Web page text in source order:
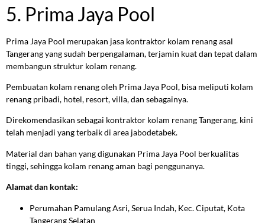
5. Prima Jaya Pool
Prima Jaya Pool merupakan jasa kontraktor kolam renang asal
Tangerang yang sudah berpengalaman, terjamin kuat dan tepat dalam
membangun struktur kolam renang.
Pembuatan kolam renang oleh Prima Jaya Pool, bisa meliputi kolam
renang pribadi, hotel, resort, villa, dan sebagainya.
Direkomendasikan sebagai kontraktor kolam renang Tangerang, kini
telah menjadi yang terbaik di area jabodetabek.
Material dan bahan yang digunakan Prima Jaya Pool berkualitas
tinggi, sehingga kolam renang aman bagi penggunanya.
Alamat dan kontak:
Perumahan Pamulang Asri, Serua Indah, Kec. Ciputat, Kota
Tangerang Selatan